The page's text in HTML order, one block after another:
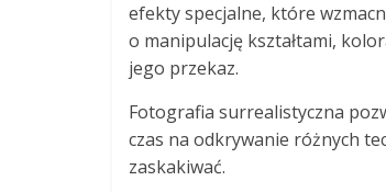
efekty specjalne, które
o manipulację kształtami,
jego przekaz.
Fotografia surrealistyczna
czas na odkrywanie różnych
zaskakiwać.